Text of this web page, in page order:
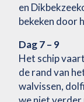
en
bekeken door
Dag 7 – 9
Het schip
de rand van
walvissen,